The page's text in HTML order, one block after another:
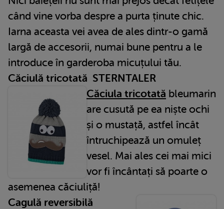
când vine vorba despre a purta ținute chic.
Iarna aceasta vei avea de ales dintr-o gamă
largă de accesorii, numai bune pentru a le
introduce în garderoba micuțului tău.
Căciulă tricotată STERNTALER
Căciula tricotată bleumarin
are cusută pe ea niște ochi
și o mustață, astfel încât
întruchipează un omuleț
vesel. Mai ales cei mai mici
vor fi încântați să poarte o
asemenea căciuliță!
Cagulă reversibilă